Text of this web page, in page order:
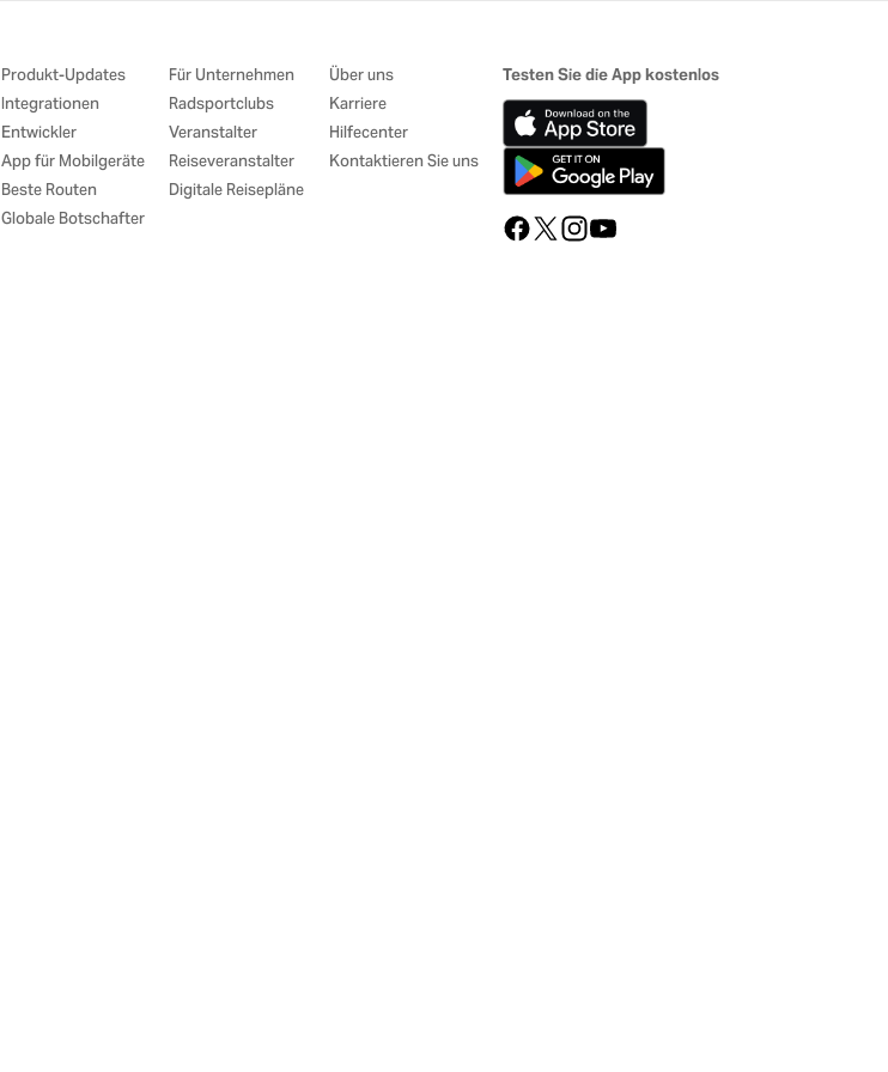
Produkt-Updates
Integrationen
Entwickler
App für Mobilgeräte
Beste Routen
Globale Botschafter
Für Unternehmen
Radsportclubs
Veranstalter
Reiseveranstalter
Digitale Reisepläne
Über uns
Karriere
Hilfecenter
Kontaktieren Sie uns
Testen Sie die App kostenlos